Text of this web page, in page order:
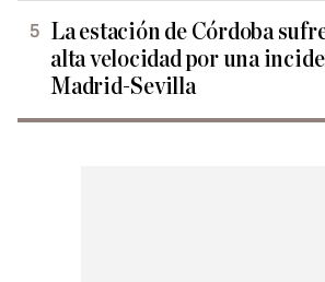
La estación de Córdoba
alta velocidad por una
Madrid-Sevilla